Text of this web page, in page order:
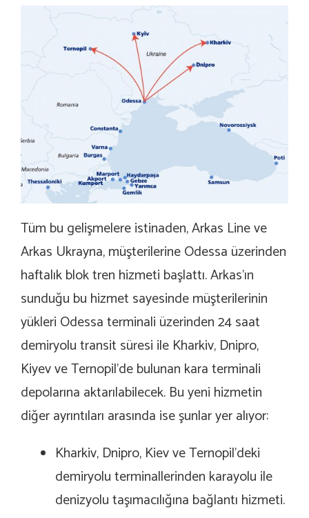
Tüm bu gelişmelere istinaden, Arkas Line ve
Arkas Ukrayna, müşterilerine Odessa üzerinden
haftalık blok tren hizmeti başlattı. Arkas’ın
sunduğu bu hizmet sayesinde müşterilerinin
yükleri Odessa terminali üzerinden 24 saat
demiryolu transit süresi ile Kharkiv, Dnipro,
Kiyev ve Ternopil’de bulunan kara terminali
depolarına aktarılabilecek. Bu yeni hizmetin
diğer ayrıntıları arasında ise şunlar yer alıyor:
Kharkiv, Dnipro, Kiev ve Ternopil’deki
demiryolu terminallerinden karayolu ile
denizyolu taşımacılığına bağlantı hizmeti.